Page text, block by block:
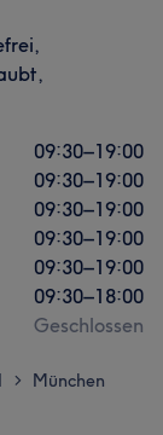
09:30–19:00
09:30–19:00
09:30–19:00
09:30–19:00
09:30–19:00
09:30–18:00
Geschlossen
> München